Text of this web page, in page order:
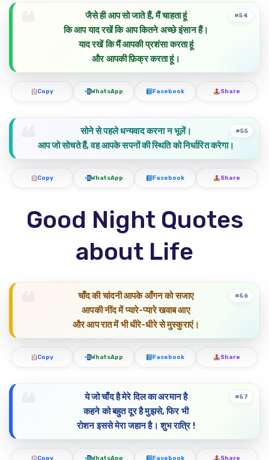
जैसे ही आप सो जाते हैं, मैं चाहता हूं
कि आप याद रखें कि आप कितने अच्छे इंसान हैं।
याद रखें कि मैं आपकी प्रशंसा करता हूं
और आपकी फ़िक्र करता हूं।
#54
Copy WhatsApp Facebook Share
सोने से पहले धन्यवाद करना न भूलें।
आप जो सोचते हैं, वह आपके सपनों की स्थिति को निर्धारित करेगा।
#55
Copy WhatsApp Facebook Share
Good Night Quotes
about Life
चाँद की चांदनी आपके आँगन को सजाए
आपकी नींद में प्यारे-प्यारे खवाब आए
और आप रात में भी धीरे-धीरे से मुस्कुराएं।
#56
Copy WhatsApp Facebook Share
ये जो चाँद है मेरे दिल का अरमान है
कहने को बहुत दूर है मुझसे, फिर भी
रोशन इससे मेरा जहान है। शुभ रात्रि !
#57
Copy WhatsApp Facebook Share